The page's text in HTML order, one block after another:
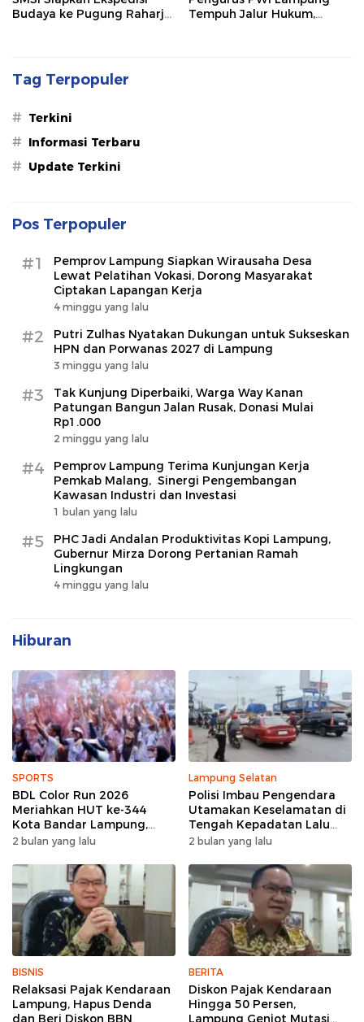
Budaya ke Pugung Raharjo
Tempuh Jalur Hukum,
Tag Terpopuler
# Terkini
# Informasi Terbaru
# Update Terkini
Pos Terpopuler
#1
Pemprov Lampung Siapkan Wirausaha Desa
Lewat Pelatihan Vokasi, Dorong Masyarakat
Ciptakan Lapangan Kerja
4 minggu yang lalu
#2
Putri Zulhas Nyatakan Dukungan untuk Sukseskan
HPN dan Porwanas 2027 di Lampung
3 minggu yang lalu
#3
Tak Kunjung Diperbaiki, Warga Way Kanan
Patungan Bangun Jalan Rusak, Donasi Mulai
Rp1.000
2 minggu yang lalu
#4
Pemprov Lampung Terima Kunjungan Kerja
Pemkab Malang, Sinergi Pengembangan
Kawasan Industri dan Investasi
1 bulan yang lalu
#5
PHC Jadi Andalan Produktivitas Kopi Lampung,
Gubernur Mirza Dorong Pertanian Ramah
Lingkungan
4 minggu yang lalu
Hiburan
SPORTS
BDL Color Run 2026
Meriahkan HUT ke-344
Kota Bandar Lampung,
Wujud Semangat Sehat
2 bulan yang lalu
Lampung Selatan
Polisi Imbau Pengendara
Utamakan Keselamatan di
Tengah Kepadatan Lalu
Lintas Pagi Hari
2 bulan yang lalu
BISNIS
Relaksasi Pajak Kendaraan
Lampung, Hapus Denda
dan Beri Diskon BBN
BERITA
Diskon Pajak Kendaraan
Hingga 50 Persen,
Lampung Genjot Mutasi